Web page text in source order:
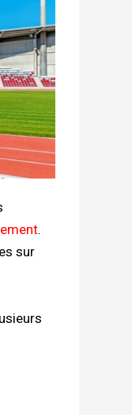
.
sur